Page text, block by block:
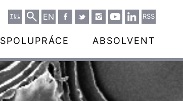
EN RSS
SPOLUPRÁCE ABSOLVENT